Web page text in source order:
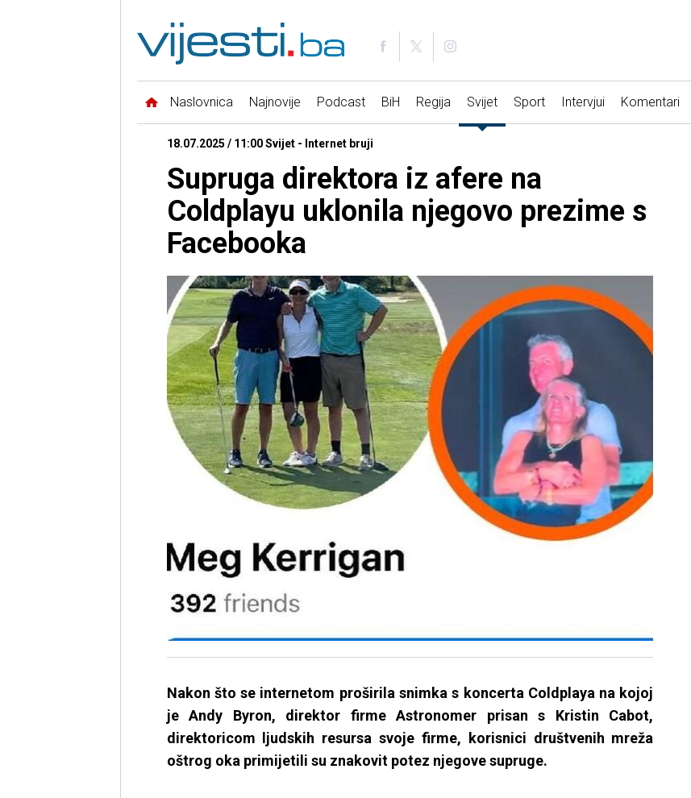
Naslovnica Najnovije Podcast BiH Regija Svijet Sport Intervjui Komentari
18.07.2025 / 11:00 Svijet - Internet bruji
Supruga direktora iz afere na
Coldplayu uklonila njegovo prezime s
Facebooka
Nakon što se internetom proširila snimka s koncerta Coldplaya na kojoj
je Andy Byron, direktor firme Astronomer prisan s Kristin Cabot,
direktoricom ljudskih resursa svoje firme, korisnici društvenih mreža
oštrog oka primijetili su znakovit potez njegove supruge.